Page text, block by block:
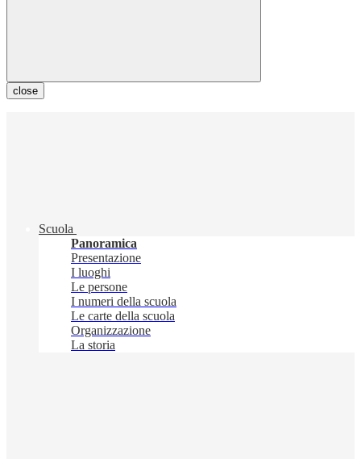
close
Scuola
Panoramica
Presentazione
I luoghi
Le persone
I numeri della scuola
Le carte della scuola
Organizzazione
La storia